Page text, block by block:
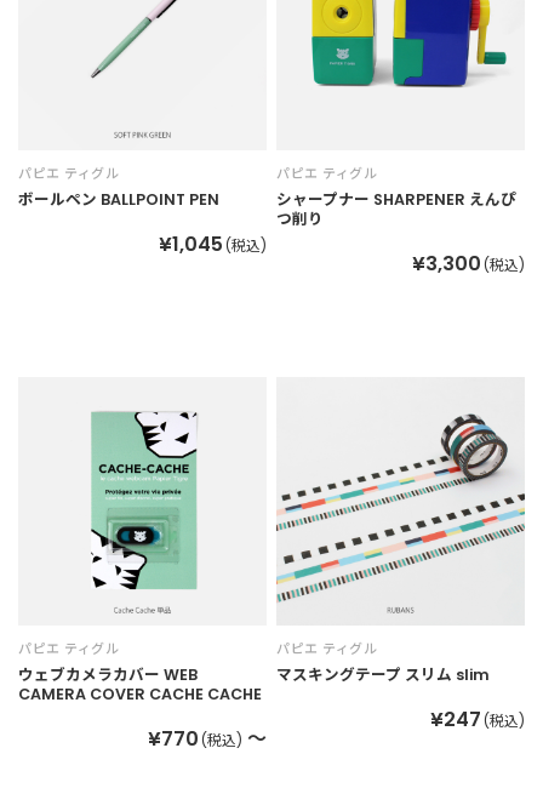
パピエ ティグル
ボールペン BALLPOINT PEN
¥1,045 (税込)
パピエ ティグル
シャープナー SHARPENER えんぴ
つ削り
¥3,300 (税込)
パピエ ティグル
ウェブカメラカバー WEB
CAMERA COVER CACHE CACHE
¥770 (税込) ～
パピエ ティグル
マスキングテープ スリム slim
¥247 (税込)